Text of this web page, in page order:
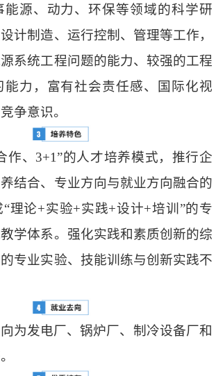
能源、动力、环保等领域的科学研
计制造、运行控制、管理等工作，
系统工程问题的能力、较强的工程
能力，富有社会责任感、国际化视
争意识。
作、3+1”的人才培养模式，推行企
结合、专业方向与就业方向融合的
理论+实验+实践+设计+培训”的专
学体系。强化实践和素质创新的综
专业实验、技能训练与创新实践不
为发电厂、锅炉厂、制冷设备厂和